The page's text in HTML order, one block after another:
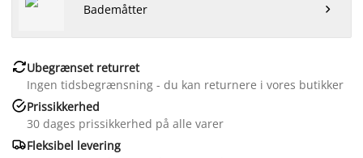
Bademåtter 
Ubegrænset returret
Ingen tidsbegrænsning - du kan returnere i vores butikker
Prissikkerhed
30 dages prissikkerhed på alle varer
Fleksibel levering